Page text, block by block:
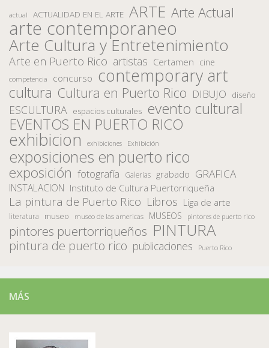
actual ACTUALIDAD EN EL ARTE ARTE Arte Actual
arte contemporaneo
Arte Cultura y Entretenimiento
Arte en Puerto Rico artistas Certamen cine
competencia concurso contemporary art
cultura Cultura en Puerto Rico DIBUJO diseño
ESCULTURA espacios culturales evento cultural
EVENTOS EN PUERTO RICO
exhibicion exhibiciones Exhibición
exposiciones en puerto rico
exposición fotografía Galerias grabado GRAFICA
INSTALACION Instituto de Cultura Puertorriqueña
La pintura de Puerto Rico Libros Liga de arte
literatura museo museo de las americas MUSEOS pintores de puerto rico
pintores puertorriqueños PINTURA
pintura de puerto rico publicaciones Puerto Rico
MÁS